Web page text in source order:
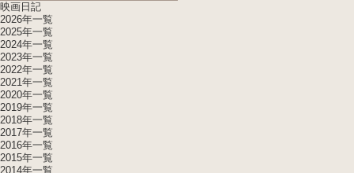
映画日記
2026年一覧
2025年一覧
2024年一覧
2023年一覧
2022年一覧
2021年一覧
2020年一覧
2019年一覧
2018年一覧
2017年一覧
2016年一覧
2015年一覧
2014年一覧